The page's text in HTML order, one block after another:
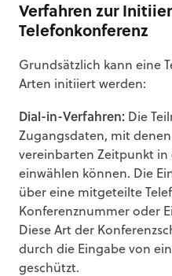
Verfahren zur
Telefonkonferenz
Grundsätzlich kann eine
Arten initiiert werden:
Dial-in-Verfahren: Die
Zugangsdaten, mit denen
vereinbarten Zeitpunkt in
einwählen können. Die
über eine mitgeteilte
Konferenznummer oder
Diese Art der
durch die Eingabe von
geschützt.